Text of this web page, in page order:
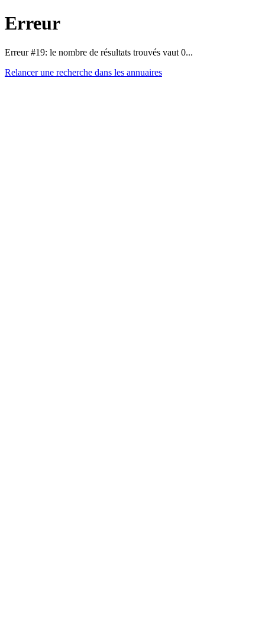
Erreur
Erreur #19: le nombre de résultats trouvés vaut 0...
Relancer une recherche dans les annuaires